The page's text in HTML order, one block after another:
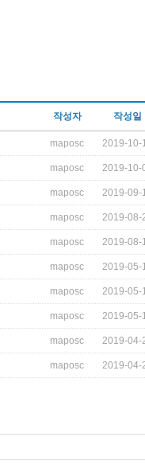
작성자 작성일
maposc 2019-10-
maposc 2019-10-
maposc 2019-09-
maposc 2019-08-
maposc 2019-08-
maposc 2019-05-
maposc 2019-05-
maposc 2019-05-
maposc 2019-04-
maposc 2019-04-